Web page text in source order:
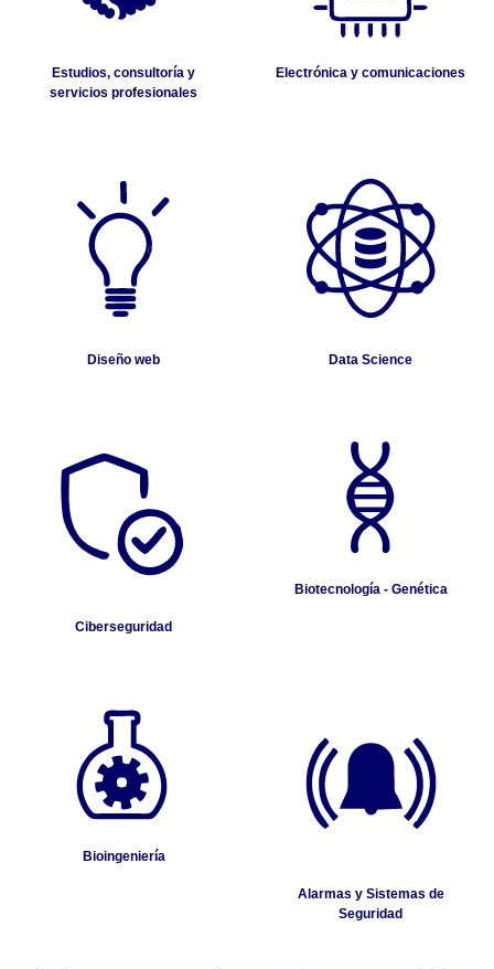
Estudios, consultoría y
servicios profesionales
Electrónica y comunicaciones
Diseño web Data Science
Ciberseguridad
Biotecnología - Genética
Bioingeniería
Alarmas y Sistemas de
Seguridad